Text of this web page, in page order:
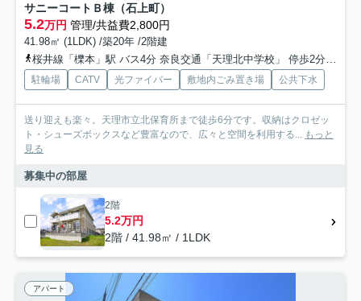
サニーコートＢ棟（石上町）
5.2万円 管理/共益費2,800円
41.98㎡ (1LDK) /築20年 /2階建
桜井線「櫟本」駅 バス4分 奈良交通「天理北中学校」 停歩2分
駐輪場 CATV 光ファイバー 敷地内ごみ置き場 公共下水
送り迎えも楽々。天理市立北保育所まで徒歩6分です。収納はクロゼッ
ト・シューズボックスなど豊富なので、広々と空間を利用する...
もっと
見る
募集中の部屋
2階
5.2万円
2階 / 41.98㎡ / 1LDK
アパート